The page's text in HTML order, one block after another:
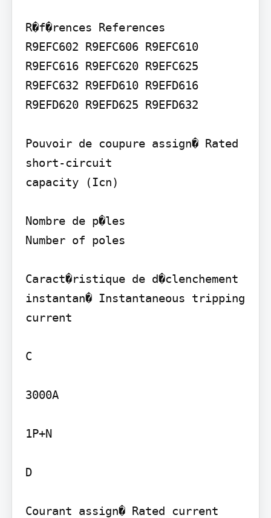
R�f�rences References
R9EFC602 R9EFC606 R9EFC610
R9EFC616 R9EFC620 R9EFC625
R9EFC632 R9EFD610 R9EFD616
R9EFD620 R9EFD625 R9EFD632
Pouvoir de coupure assign� Rated
short-circuit
capacity (Icn)
Nombre de p�les
Number of poles
Caract�ristique de d�clenchement
instantan� Instantaneous tripping
current
C
3000A
1P+N
D
Courant assign� Rated current